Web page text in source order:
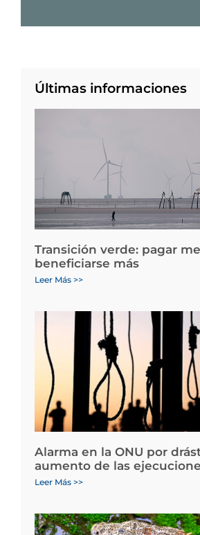
Últimas informaciones
Transición verde: pagar
beneficiarse más
Leer Más >>
Alarma en la ONU por
aumento de las
Leer Más >>